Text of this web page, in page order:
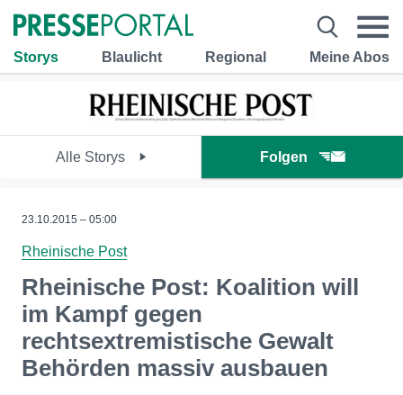
Storys Blaulicht Regional Meine Abos
Alle Storys Folgen
23.10.2015 – 05:00
Rheinische Post
Rheinische Post: Koalition will
im Kampf gegen
rechtsextremistische Gewalt
Behörden massiv ausbauen